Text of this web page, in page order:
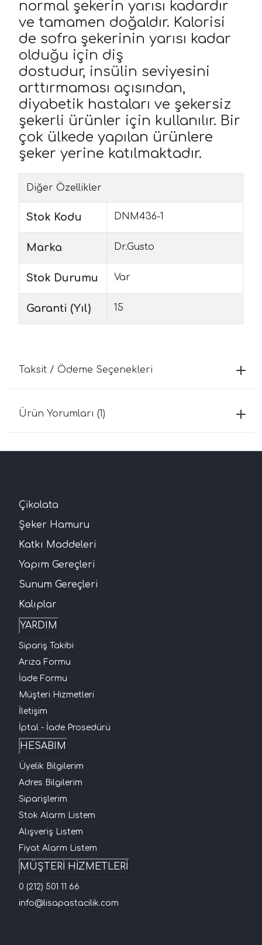
normal şekerin yarısı kadardır
ve tamamen doğaldır. Kalorisi
de sofra şekerinin yarısı kadar
olduğu için diş
dostudur, insülin seviyesini
arttırmaması açısından,
diyabetik hastaları ve şekersiz
şekerli ürünler için kullanılır. Bir
çok ülkede yapılan ürünlere
şeker yerine katılmaktadır.
Diğer Özellikler
Stok Kodu DNM436-1
Marka Dr.Gusto
Stok Durumu Var
Garanti (Yıl) 15
Taksit / Ödeme Seçenekleri
Ürün Yorumları (1)
Çikolata
Şeker Hamuru
Katkı Maddeleri
Yapım Gereçleri
Sunum Gereçleri
Kalıplar
YARDIM
Sipariş Takibi
Arıza Formu
İade Formu
Müşteri Hizmetleri
İletişim
İptal - İade Prosedürü
HESABIM
Üyelik Bilgilerim
Adres Bilgilerim
Siparişlerim
Stok Alarm Listem
Alışveriş Listem
Fiyat Alarm Listem
MÜŞTERİ HİZMETLERİ
0 (212) 501 11 66
info@lisapastacilik.com